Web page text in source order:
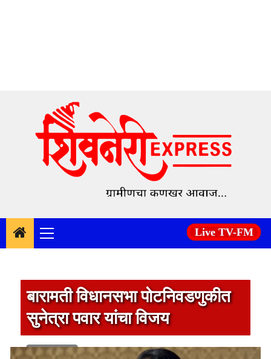
content
Primary
Menu
Live TV-FM
बारामती विधानसभा पोटनिवडणुकीत
सुनेत्रा पवार यांचा विजय
1 min read